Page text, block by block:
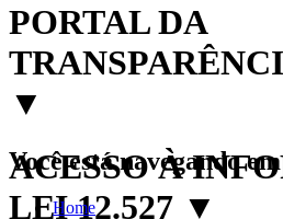
PORTAL DA
▼
ACESSO À
LEI 12.527 ▼
Você está navegando
Home